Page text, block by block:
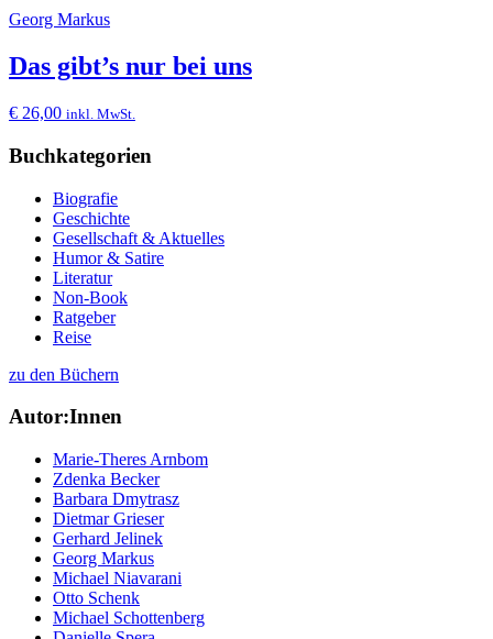
Georg Markus
Das gibt’s nur bei uns
€ 26,00 inkl. MwSt.
Buchkategorien
Biografie
Geschichte
Gesellschaft & Aktuelles
Humor & Satire
Literatur
Non-Book
Ratgeber
Reise
zu den Büchern
Autor:Innen
Marie-Theres Arnbom
Zdenka Becker
Barbara Dmytrasz
Dietmar Grieser
Gerhard Jelinek
Georg Markus
Michael Niavarani
Otto Schenk
Michael Schottenberg